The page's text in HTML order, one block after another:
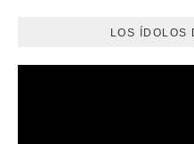
LOS ÍDOLOS